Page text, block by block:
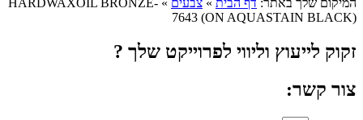
המיקום שלך באתר: דף הבית » צבעים »
HARDWAXOIL BRONZE-
7643 (ON AQUASTAIN BLACK)
זקוק לייעוץ וליווי לפרוייקט שלך ?
צור קשר: